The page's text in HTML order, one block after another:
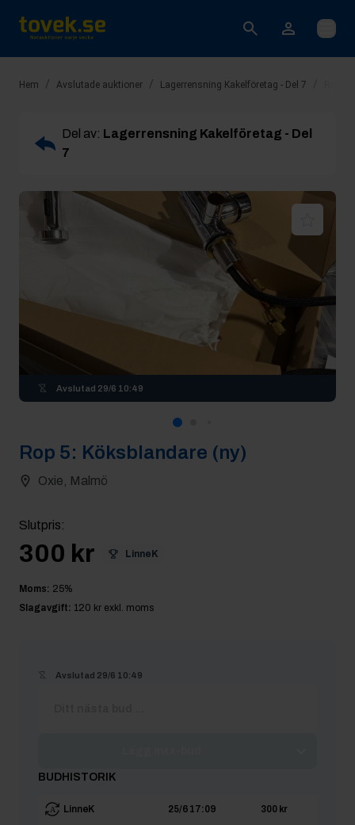
Öppna
Hem / Avslutade auktioner / Lagerrensning Kakelföretag - Del 7
Del av: Lagerrensning Kakelföretag - Del
7
Avslutad 29/6 10:49
Rop 5: Köksblandare (ny)
Oxie, Malmö
Slutpris:
300 kr LinneK
Moms: 25%
Slagavgift: 120 kr exkl. moms
Avslutad 29/6 10:49
BUDHISTORIK
LinneK 25/6 17:09 300 kr